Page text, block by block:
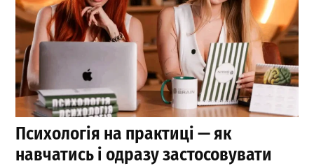
Психологія на практиці — як
навчатись і одразу застосовувати